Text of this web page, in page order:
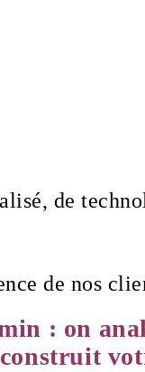
de
de nos
: on